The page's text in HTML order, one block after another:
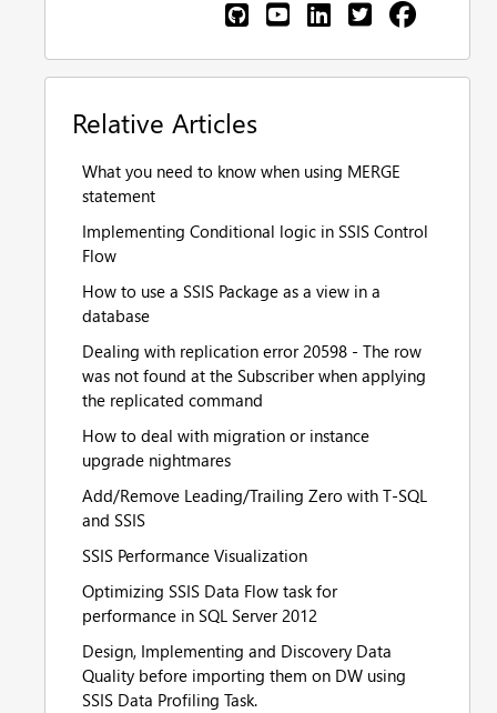
Relative Articles
What you need to know when using MERGE
statement
Implementing Conditional logic in SSIS Control
Flow
How to use a SSIS Package as a view in a
database
Dealing with replication error 20598 - The row
was not found at the Subscriber when applying
the replicated command
How to deal with migration or instance
upgrade nightmares
Add/Remove Leading/Trailing Zero with T-SQL
and SSIS
SSIS Performance Visualization
Optimizing SSIS Data Flow task for
performance in SQL Server 2012
Design, Implementing and Discovery Data
Quality before importing them on DW using
SSIS Data Profiling Task.